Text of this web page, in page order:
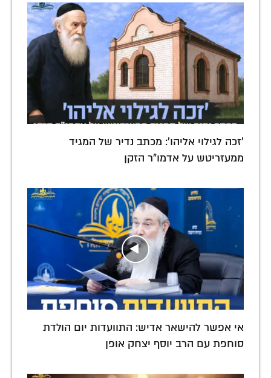
'זכה לגילוי אליהו': מכתב נדיר של המגיד
ממעזריטש על אדמו"ר הזקן
אי אפשר להישאר אדיש: התוועדות יום הולדת
סוחפת עם הרב יוסף יצחק אופן